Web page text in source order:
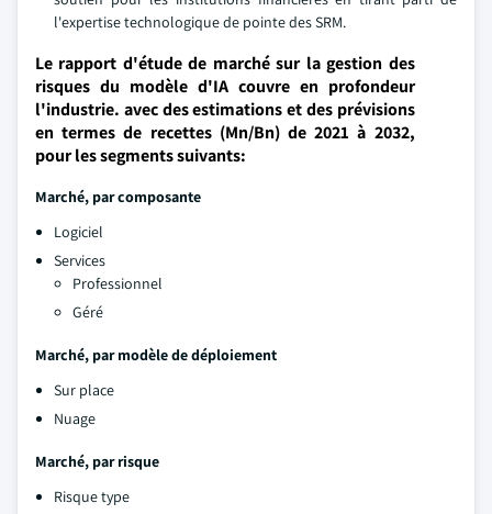
l'expertise technologique de pointe des SRM.
Le rapport d'étude de marché sur la gestion des
risques du modèle d'IA couvre en profondeur
l'industrie. avec des estimations et des prévisions
en termes de recettes (Mn/Bn) de 2021 à 2032,
pour les segments suivants:
Marché, par composante
Logiciel
Services
Professionnel
Géré
Marché, par modèle de déploiement
Sur place
Nuage
Marché, par risque
Risque type